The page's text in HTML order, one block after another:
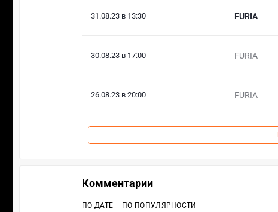
31.08.23 в 13:30 FURIA
30.08.23 в 17:00 FURIA
26.08.23 в 20:00 FURIA
Комментарии
ПО ДАТЕ ПО ПОПУЛЯРНОСТИ